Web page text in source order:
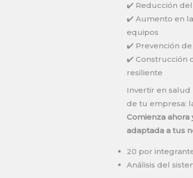
✔️ Reducción
✔️ Aumento en
equipos
✔️ Prevención
✔️ Construcción
resiliente
Invertir en salud
de tu empresa:
Comienza
adaptada a tus
20 por
Análisis del